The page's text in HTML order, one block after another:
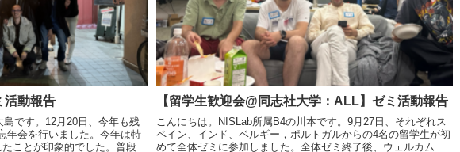
活動報告
です。12月20日、今年も残
年会を行いました。今年は特
ことが印象的でした。普段と
【留学生歓迎会@同志社大学：ALL】ゼミ活動報告
こんにちは。NISLab所属B4の川本です。9月27日、それぞれス
ペイン、インド、ベルギー，ポルトガルからの4名の留学生が初
めて全体ゼミに参加しました。全体ゼミ終了後、ウェルカムピ